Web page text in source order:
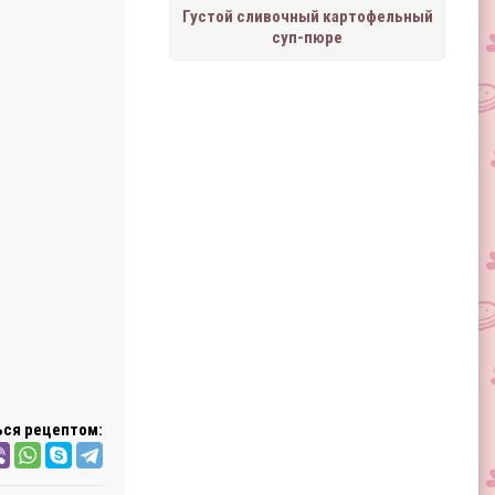
Густой сливочный картофельный
суп-пюре
рецептом: